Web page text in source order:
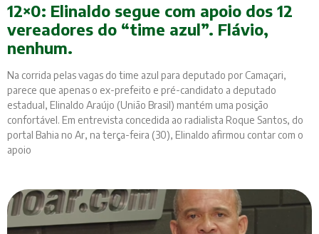
12×0: Elinaldo segue com apoio dos 12
vereadores do “time azul”. Flávio,
nenhum.
Na corrida pelas vagas do time azul para deputado por Camaçari,
parece que apenas o ex-prefeito e pré-candidato a deputado
estadual, Elinaldo Araújo (União Brasil) mantém uma posição
confortável. Em entrevista concedida ao radialista Roque Santos, do
portal Bahia no Ar, na terça-feira (30), Elinaldo afirmou contar com o
apoio